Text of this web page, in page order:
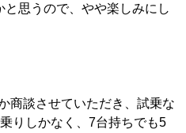
と思うので、やや楽しみにし
商談させていただき、試乗な
りしかなく、7台持ちでも5